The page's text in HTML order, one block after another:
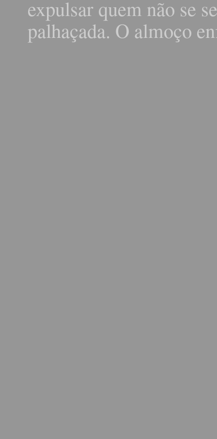
expulsar quem não se
palhaçada. O almoço